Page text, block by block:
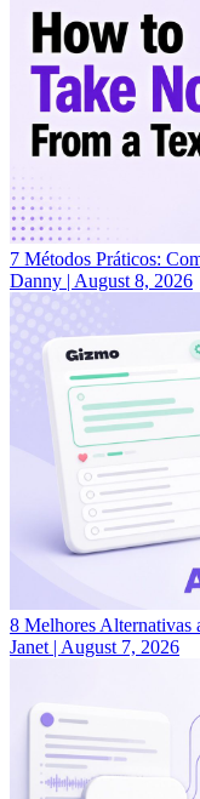
7 Métodos Práticos:
Danny | August 8, 2026
8 Melhores Alternativas
Janet | August 7, 2026